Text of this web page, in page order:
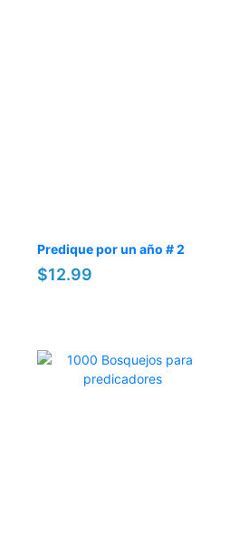
Predique por un año # 2
$12.99